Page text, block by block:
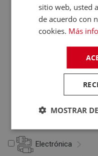
Otros PC
Networking
Soportes
Maletines de
Accesorios
Cables
Cargadores /
Electrónica
sitio web, usted
de acuerdo con
cookies. Más
MOSTRAR